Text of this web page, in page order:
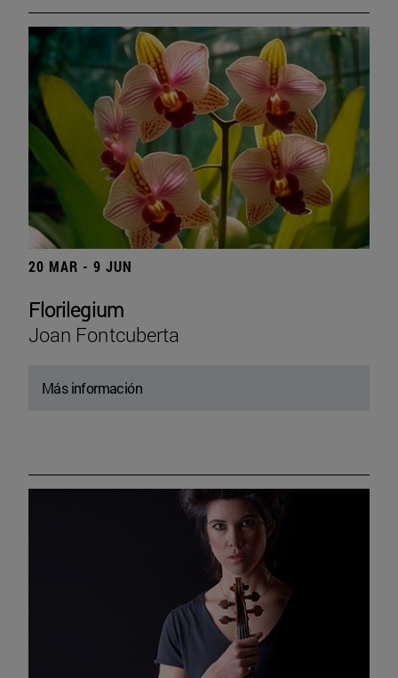
20 MAR - 9 JUN
Florilegium
Joan Fontcuberta
Más información